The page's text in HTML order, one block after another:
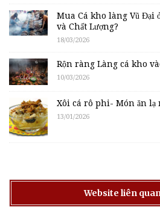
Mua Cá kho làng Vũ Đại
và Chất Lượng?
18/03/2026
Rộn ràng Làng cá kho
10/03/2026
Xôi cá rô phi- Món ăn lạ
13/01/2026
Website liên